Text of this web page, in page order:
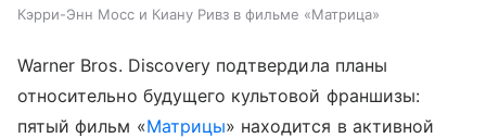
Кэрри-Энн Мосс и Киану Ривз в фильме «Матрица»
Warner Bros. Discovery подтвердила планы
относительно будущего культовой франшизы:
пятый фильм «Матрицы» находится в активной